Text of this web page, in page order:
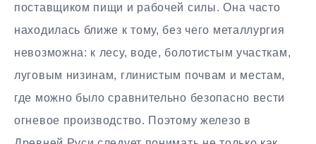
поставщиком пищи и рабочей силы. Она часто
находилась ближе к тому, без чего металлургия
невозможна: к лесу, воде, болотистым участкам,
луговым низинам, глинистым почвам и местам,
где можно было сравнительно безопасно вести
огневое производство. Поэтому железо в